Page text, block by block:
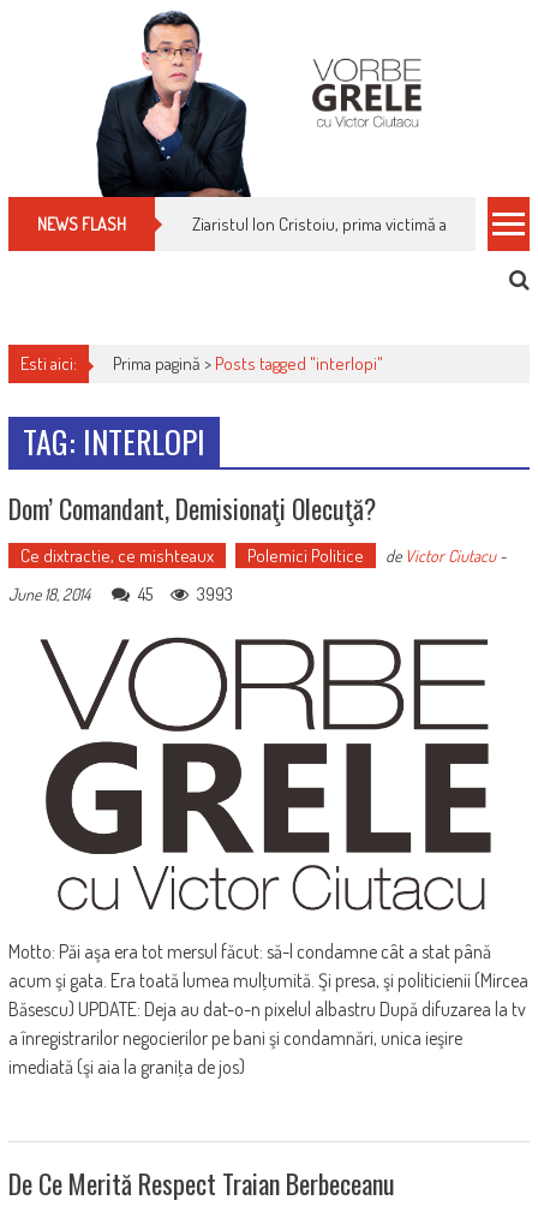
NEWS FLASH Ziaristul Ion Cristoiu, prima victimă a noi
Esti aici: Prima pagină > Posts tagged "interlopi"
TAG: INTERLOPI
Dom’ Comandant, Demisionaţi Olecuţă?
Ce dixtractie, ce mishteaux Polemici Politice de Victor Ciutacu-
June 18, 2014
45 3993
Motto: Păi aşa era tot mersul făcut: să-l condamne cât a stat până
acum şi gata. Era toată lumea mulţumită. Şi presa, şi politicienii (Mircea
Băsescu) UPDATE: Deja au dat-o-n pixelul albastru După difuzarea la tv
a înregistrarilor negocierilor pe bani şi condamnări, unica ieşire
imediată (şi aia la graniţa de jos)
De Ce Merită Respect Traian Berbeceanu